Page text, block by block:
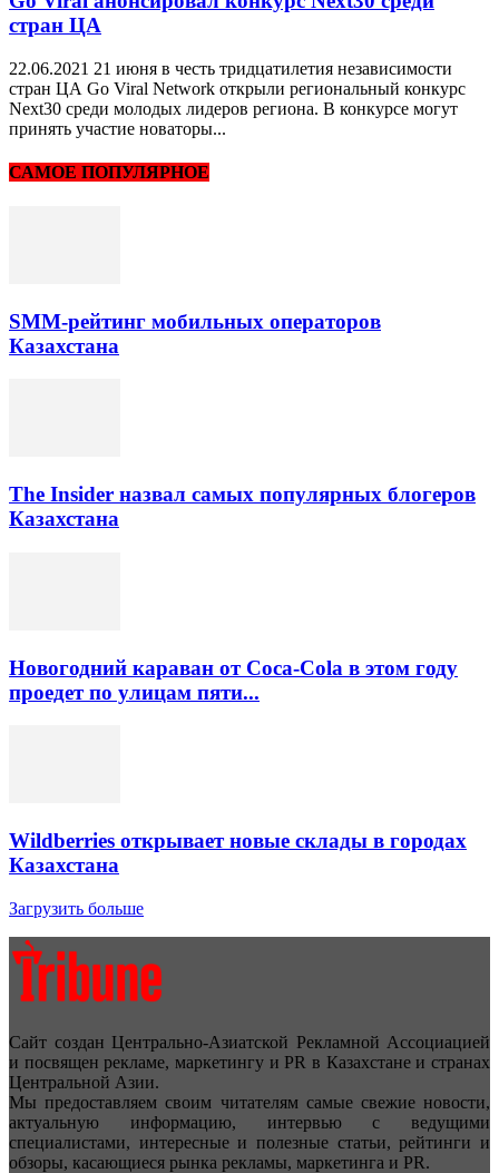
стран ЦА
22.06.2021 21 июня в честь тридцатилетия независимости
стран ЦА Go Viral Network открыли региональный конкурс
Next30 среди молодых лидеров региона. В конкурсе могут
принять участие новаторы...
САМОЕ ПОПУЛЯРНОЕ
SMM-рейтинг мобильных операторов
Казахстана
The Insider назвал самых популярных блогеров
Казахстана
Новогодний караван от Coca-Cola в этом году
проедет по улицам пяти...
Wildberries открывает новые склады в городах
Казахстана
Загрузить больше
Сайт создан Центрально-Азиатской Рекламной Ассоциацией
и посвящен рекламе, маркетингу и PR в Казахстане и странах
Центральной Азии.
Мы предоставляем своим читателям самые свежие новости,
актуальную информацию, интервью с ведущими
специалистами, интересные и полезные статьи, рейтинги и
обзоры, касающиеся рынка рекламы, маркетинга и PR.